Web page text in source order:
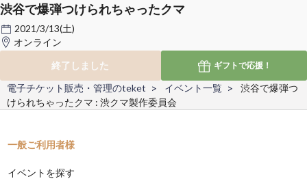
渋谷で爆弾つけられちゃったクマ
2021/3/13(土)
オンライン
終了しました
ギフトで応援！
電子チケット販売・管理のteket イベント一覧
渋谷で爆弾つ
けられちゃったクマ : 渋クマ製作委員会
一般ご利用者様
イベントを探す